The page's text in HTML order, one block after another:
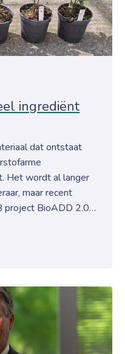
ingrediënt
dat ontstaat
Het wordt al langer
maar recent
project BioADD 2.0…